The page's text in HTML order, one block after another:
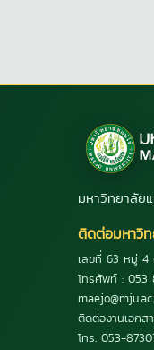
มหาวิทยาลัย
ติดต่อมหาวิ
เลขที่ 63 หมู่ 4
โทรศัพท์ : 053
ติดต่องานเอกส
โทร. 053-